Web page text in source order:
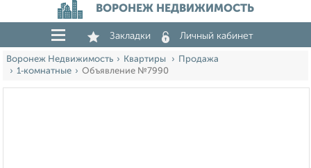
ВОРОНЕЖ НЕДВИЖИМОСТЬ
Закладки Личный кабинет
Воронеж Недвижимость Квартиры
Продажа
1‑комнатные
Объявление №7990